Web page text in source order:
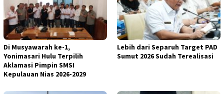
Di Musyawarah ke-1,
Yonimasari Hulu Terpilih
Aklamasi Pimpin SMSI
Kepulauan Nias 2026-2029
Lebih dari Separuh Target PAD
Sumut 2026 Sudah Terealisasi